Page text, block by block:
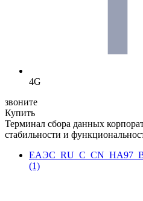
4G
звоните
Купить
Терминал сбора данных
стабильности и
(1)